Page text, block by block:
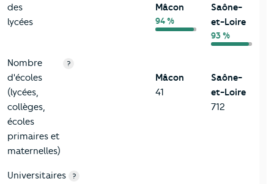
des
lycées
Mâcon
94 %
Saône-
et-Loire
93 %
Nombre
d'écoles
(lycées,
collèges,
écoles
primaires et
maternelles)
?
Mâcon
41
Saône-
et-Loire
712
Universitaires ?